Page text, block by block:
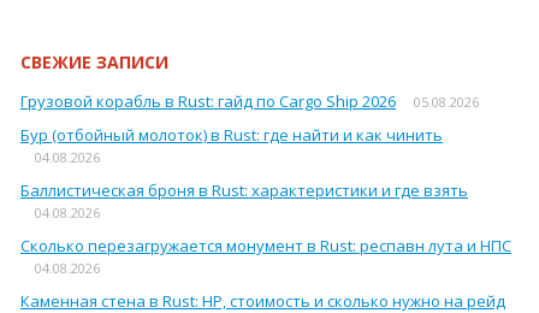
СВЕЖИЕ ЗАПИСИ
Грузовой корабль в Rust: гайд по Cargo Ship 2026 05.08.2026
Бур (отбойный молоток) в Rust: где найти и как чинить
04.08.2026
Баллистическая броня в Rust: характеристики и где взять
04.08.2026
Сколько перезагружается монумент в Rust: респавн лута и НПС
04.08.2026
Каменная стена в Rust: HP, стоимость и сколько нужно на рейд